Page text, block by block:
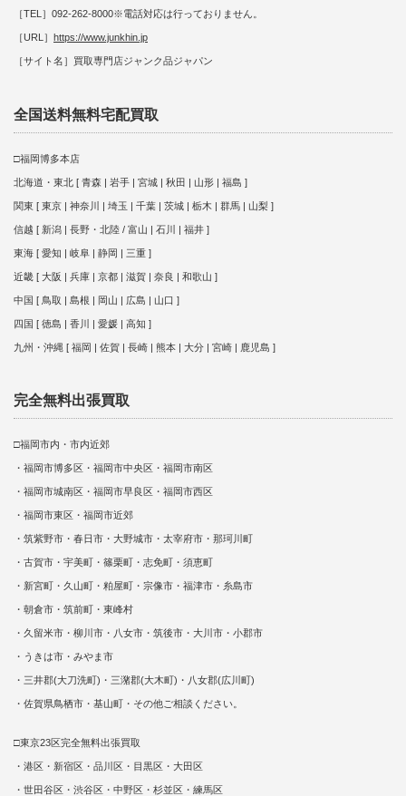
［TEL］092-262-8000※電話対応は行っておりません。
［URL］ https://www.junkhin.jp
［サイト名］買取専門店ジャンク品ジャパン
全国送料無料宅配買取
□福岡博多本店
北海道・東北 [ 青森 | 岩手 | 宮城 | 秋田 | 山形 | 福島 ]
関東 [ 東京 | 神奈川 | 埼玉 | 千葉 | 茨城 | 栃木 | 群馬 | 山梨 ]
信越 [ 新潟 | 長野・北陸 / 富山 | 石川 | 福井 ]
東海 [ 愛知 | 岐阜 | 静岡 | 三重 ]
近畿 [ 大阪 | 兵庫 | 京都 | 滋賀 | 奈良 | 和歌山 ]
中国 [ 鳥取 | 島根 | 岡山 | 広島 | 山口 ]
四国 [ 徳島 | 香川 | 愛媛 | 高知 ]
九州・沖縄 [ 福岡 | 佐賀 | 長崎 | 熊本 | 大分 | 宮崎 | 鹿児島 ]
完全無料出張買取
□福岡市内・市内近郊
・福岡市博多区・福岡市中央区・福岡市南区
・福岡市城南区・福岡市早良区・福岡市西区
・福岡市東区・福岡市近郊
・筑紫野市・春日市・大野城市・太宰府市・那珂川町
・古賀市・宇美町・篠栗町・志免町・須恵町
・新宮町・久山町・粕屋町・宗像市・福津市・糸島市
・朝倉市・筑前町・東峰村
・久留米市・柳川市・八女市・筑後市・大川市・小郡市
・うきは市・みやま市
・三井郡(大刀洗町)・三潴郡(大木町)・八女郡(広川町)
・佐賀県鳥栖市・基山町・その他ご相談ください。
□東京23区完全無料出張買取
・港区・新宿区・品川区・目黒区・大田区
・世田谷区・渋谷区・中野区・杉並区・練馬区